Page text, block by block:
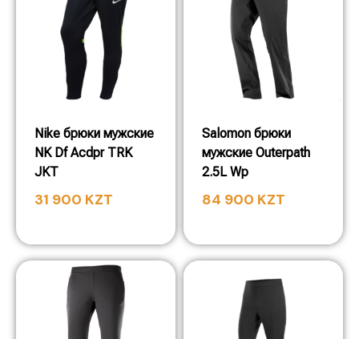
Nike брюки мужские
NK Df Acdpr TRK
JKT
31 900 KZT
Salomon брюки
мужские Outerpath
2.5L Wp
84 900 KZT